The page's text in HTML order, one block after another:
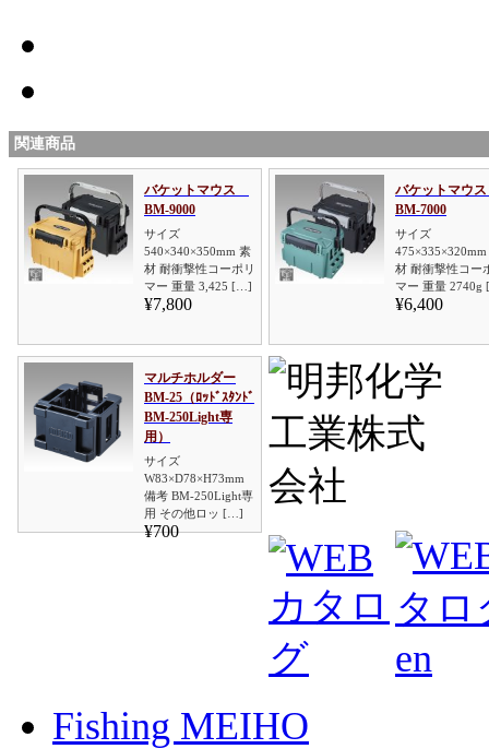
関連商品
バケットマウス
BM-9000
サイズ
540×340×350mm 素
材 耐衝撃性コーポリ
マー 重量 3,425 […]
¥7,800
バケットマウ
BM-7000
サイズ
475×335×320mm
材 耐衝撃性コー
マー 重量
¥6,400
マルチホルダー
BM-25（ﾛｯﾄﾞｽﾀﾝﾄﾞ
BM-250Light専
用）
サイズ
W83×D78×H73mm
備考 BM-250Light専
用 その他ロッ […]
¥700
Fishing MEIHO